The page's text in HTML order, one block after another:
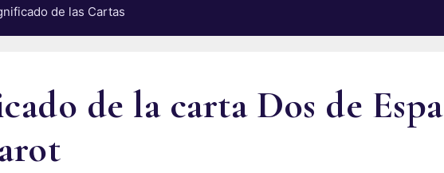
de las Cartas
de la carta Dos de